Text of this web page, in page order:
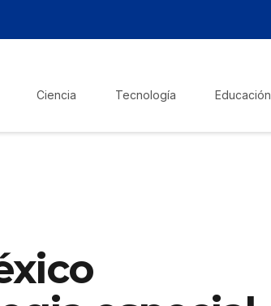
Ciencia Tecnología Educación